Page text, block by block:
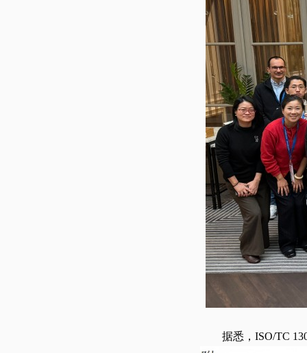
据悉，ISO/TC 130